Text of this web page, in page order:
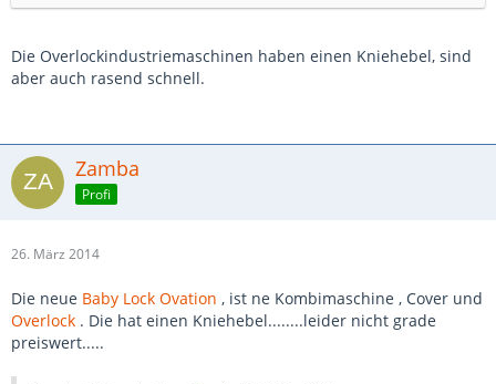
Die Overlockindustriemaschinen haben einen Kniehebel, sind
aber auch rasend schnell.
Zamba
Profi
26. März 2014
Die neue Baby Lock Ovation , ist ne Kombimaschine , Cover und
Overlock . Die hat einen Kniehebel........leider nicht grade
preiswert.....